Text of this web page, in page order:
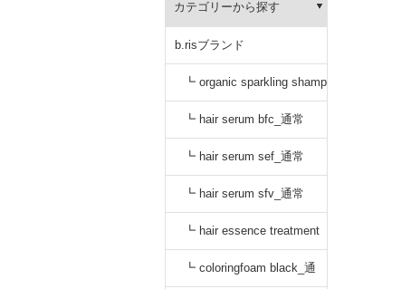
カテゴリーから探す
b.risブランド
┗ organic sparkling shamp
oo_通常
┗ hair serum bfc_通常
┗ hair serum sef_通常
┗ hair serum sfv_通常
┗ hair essence treatment
dr_通常
┗ coloringfoam black_通